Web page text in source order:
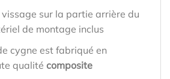
sur la partie arrière du
de montage inclus
cygne est fabriqué en
qualité composite